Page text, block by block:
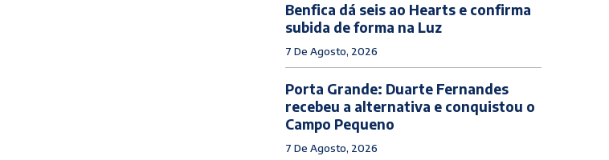
Benfica dá seis ao Hearts e confirma
subida de forma na Luz
7 De Agosto, 2026
Porta Grande: Duarte Fernandes
recebeu a alternativa e conquistou o
Campo Pequeno
7 De Agosto, 2026